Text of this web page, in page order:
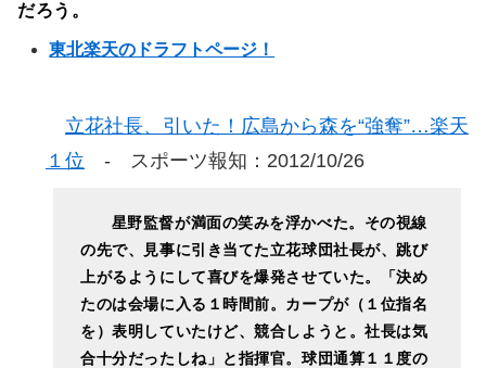
だろう。
東北楽天のドラフトページ！
立花社長、引いた！広島から森を“強奪”…楽天
１位 - スポーツ報知：2012/10/26
星野監督が満面の笑みを浮かべた。その視線
の先で、見事に引き当てた立花球団社長が、跳び
上がるようにして喜びを爆発させていた。「決め
たのは会場に入る１時間前。カープが（１位指名
を）表明していたけど、競合しようと。社長は気
合十分だったしね」と指揮官。球団通算１１度の